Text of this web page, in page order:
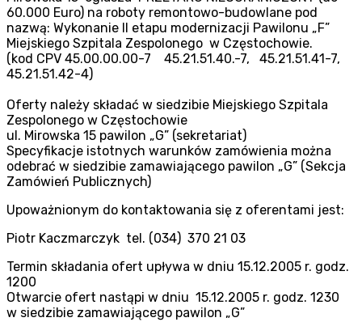
60.000 Euro) na roboty remontowo-budowlane pod
nazwą: Wykonanie II etapu modernizacji Pawilonu „F”
Miejskiego Szpitala Zespolonego w Częstochowie.
(kod CPV 45.00.00.00-7 45.21.51.40.-7, 45.21.51.41-7,
45.21.51.42-4)
Oferty należy składać w siedzibie Miejskiego Szpitala
Zespolonego w Częstochowie
ul. Mirowska 15 pawilon „G” (sekretariat)
Specyfikacje istotnych warunków zamówienia można
odebrać w siedzibie zamawiającego pawilon „G” (Sekcja
Zamówień Publicznych)
Upoważnionym do kontaktowania się z oferentami jest:
Piotr Kaczmarczyk tel. (034) 370 21 03
Termin składania ofert upływa w dniu 15.12.2005 r. godz.
1200
Otwarcie ofert nastąpi w dniu 15.12.2005 r. godz. 1230
w siedzibie zamawiającego pawilon „G”